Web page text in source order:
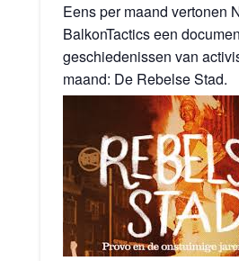
Eens per maand vertonen
BalkonTactics een
geschiedenissen van
maand: De Rebelse Stad.